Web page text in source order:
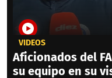
VIDEOS
Aficionados del
su equipo en su